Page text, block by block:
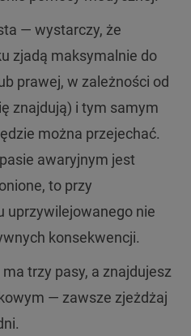
— wystarczy, że
zjadą maksymalnie do
prawej, w zależności od
znajdują) i tym samym
można przejechać.
awaryjnym jest
to przy
uprzywilejowanego nie
konsekwencji.
trzy pasy, a znajdujesz
— zawsze zjeżdżaj